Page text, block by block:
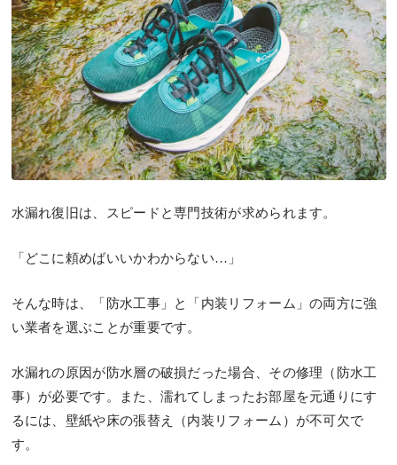
水漏れ復旧は、スピードと専門技術が求められます。
「どこに頼めばいいかわからない…」
そんな時は、
「防水工事」と「内装リフォーム」の両方に強
い業者を選ぶことが重要です。
水漏れの原因が防水層の破損だった場合、その修理（防水工
事）が必要です。また、濡れてしまったお部屋を元通りにす
るには、壁紙や床の張替え（内装リフォーム）が不可欠で
す。